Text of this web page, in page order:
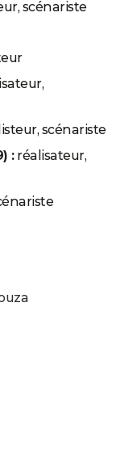
scénariste
scénariste
:réalisateur,